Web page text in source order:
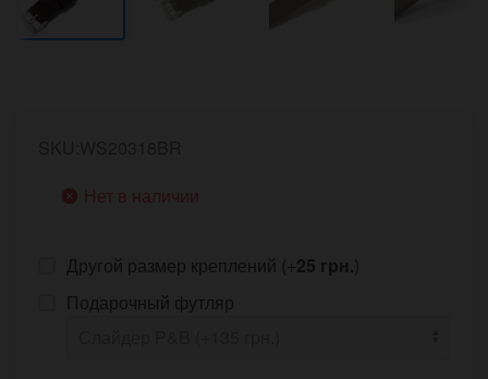
Нет в наличии
Другой размер креплений (+25 грн.)
Подарочный футляр